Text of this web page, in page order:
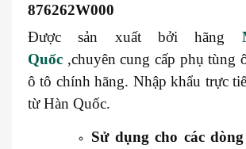
876262W000
Được sản xuất bởi hãng
Quốc ,chuyên cung cấp phụ tùng
ô tô chính hãng. Nhập khẩu trực
từ Hàn Quốc.
Sử dụng cho các